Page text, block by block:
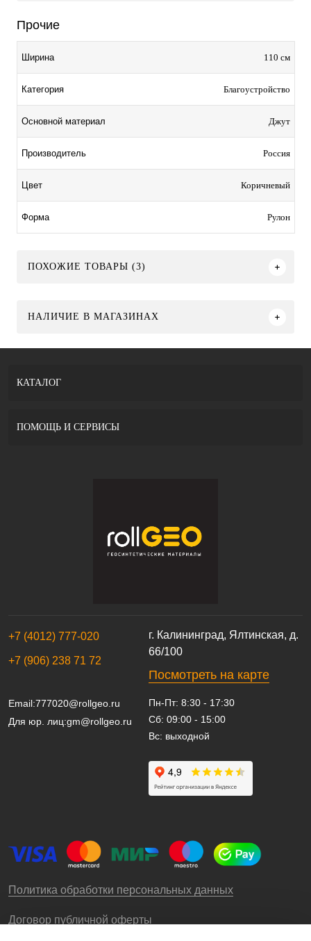
Прочие
Ширина 110 см
Категория Благоустройство
Основной материал Джут
Производитель Россия
Цвет Коричневый
Форма Рулон
ПОХОЖИЕ ТОВАРЫ (3)
НАЛИЧИЕ В МАГАЗИНАХ
г. Калининград, Ялтинская, д.
66/100
Посмотреть на карте
+7 (4012) 777-020
+7 (906) 238 71 72
Email:777020@rollgeo.ru
Для юр. лиц:gm@rollgeo.ru
Пн-Пт: 8:30 - 17:30
Сб: 09:00 - 15:00
Вс: выходной
Политика обработки персональных данных
Договор публичной оферты
КАТАЛОГ
ПОМОЩЬ И СЕРВИСЫ